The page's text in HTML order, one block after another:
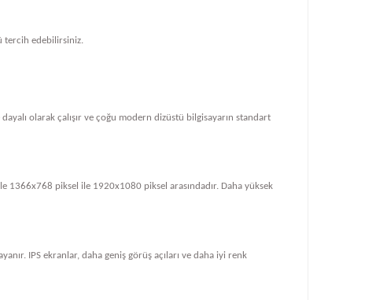
tercih edebilirsiniz.
olarak çalışır ve çoğu modern dizüstü bilgisayarın standart
piksel ile 1920x1080 piksel arasındadır. Daha yüksek
IPS ekranlar, daha geniş görüş açıları ve daha iyi renk